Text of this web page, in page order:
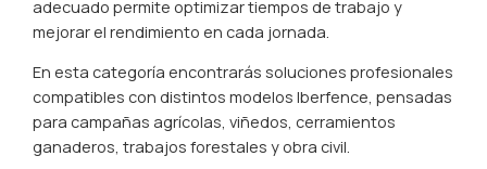
adecuado permite optimizar tiempos de trabajo y
mejorar el rendimiento en cada jornada.
En esta categoría encontrarás soluciones profesionales
compatibles con distintos modelos Iberfence, pensadas
para campañas agrícolas, viñedos, cerramientos
ganaderos, trabajos forestales y obra civil.